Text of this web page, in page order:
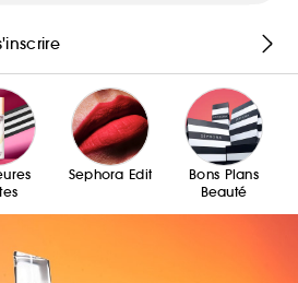
Sephora Edit
Bons Plans
Beauté